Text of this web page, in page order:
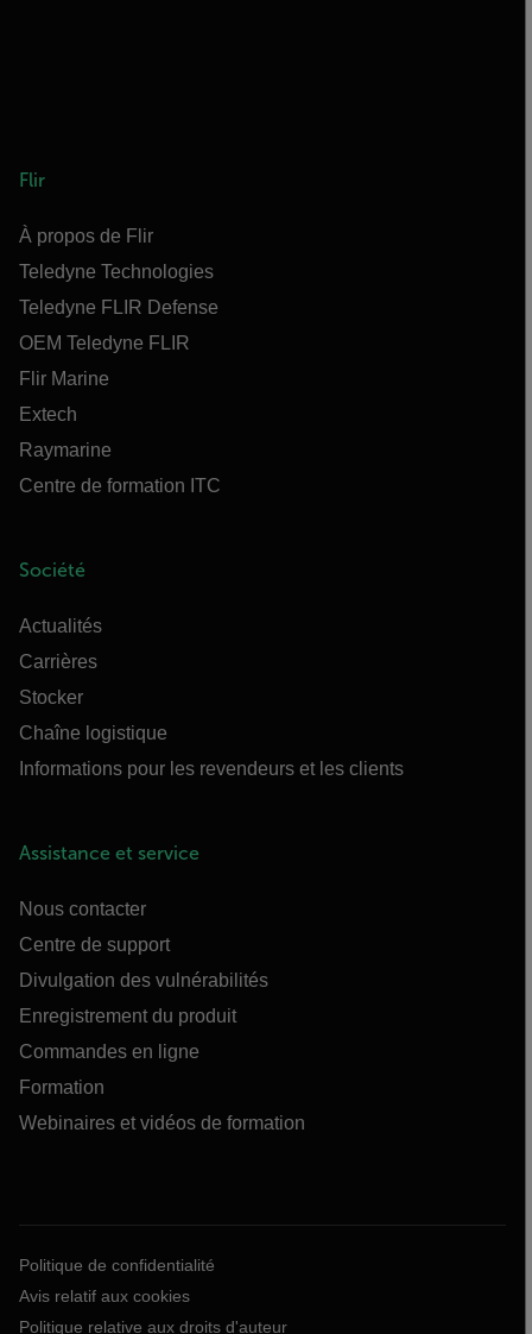
Flir
À propos de Flir
Teledyne Technologies
Teledyne FLIR Defense
OEM Teledyne FLIR
Flir Marine
Extech
Raymarine
Centre de formation ITC
Société
Actualités
Carrières
Stocker
Chaîne logistique
Informations pour les revendeurs et les clients
Assistance et service
Nous contacter
Centre de support
Divulgation des vulnérabilités
Enregistrement du produit
Commandes en ligne
Formation
Webinaires et vidéos de formation
Politique de confidentialité
Avis relatif aux cookies
Politique relative aux droits d'auteur